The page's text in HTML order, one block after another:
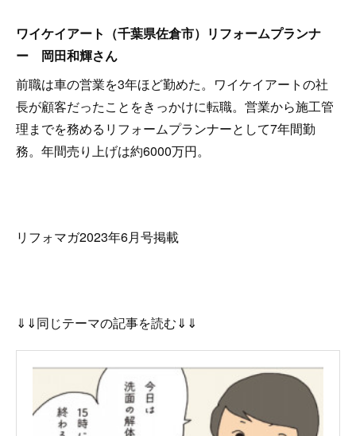
ワイケイアート（千葉県佐倉市）リフォームプランナ
ー 岡田和輝さん
前職は車の営業を3年ほど勤めた。ワイケイアートの社
長が顧客だったことをきっかけに転職。営業から施工管
理までを務めるリフォームプランナーとして7年間勤
務。年間売り上げは約6000万円。
リフォマガ2023年6月号掲載
⇓⇓同じテーマの記事を読む⇓⇓